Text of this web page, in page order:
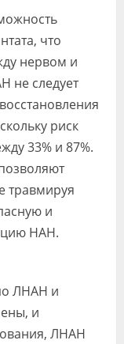
что
нервом и
не следует
риск
33% и 87%.
травмируя
и
НАН.
ЛНАН и
и
ЛНАН